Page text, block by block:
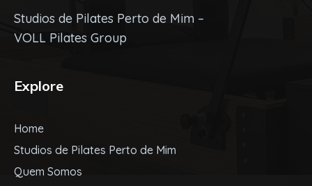
Studios de Pilates Perto de Mim –
VOLL Pilates Group
Explore
Home
Studios de Pilates Perto de Mim
Quem Somos